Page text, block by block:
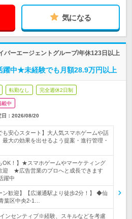
気になる
バーエージェントグループ/年休123日以上
躍中★未経験でも月額28.9万円以上
転勤なし 完全週休2日制
載中
： 2026/08/20
も安心スタート】大人気スマホゲームや話
最大の効果を出せるよう提案・進行管理・
OK！】★スマホゲームやマーケティング
迎 ★広告営業のプロへと成長できます
躍中
ン歓迎】【広瀬通駅より徒歩2分！】 ◆仙
葉区中央2-1…
ンセンティブ※経験、スキルなどを考慮